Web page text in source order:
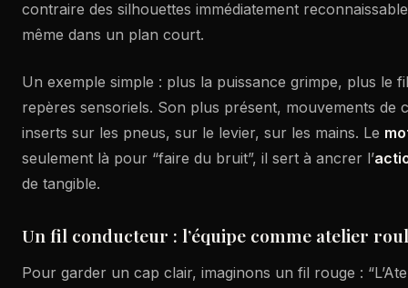
contraire des silhouettes immédiatement
même dans un plan court.
Un exemple simple : plus la puissance grimpe, plus le
repères sensoriels. Son plus présent, mouvements de
inserts sur les pneus, sur le levier, sur les mains. Le
seulement là pour “faire du bruit”, il sert à ancrer l’
de tangible.
Un fil conducteur : l’équipe comme atelier
Pour garder un cap clair, imaginons un fil rouge :